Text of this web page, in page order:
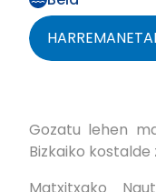
Gozatu lehen
Bizkaiko